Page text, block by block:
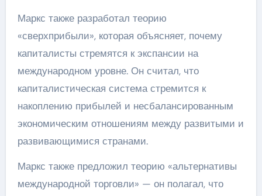
Маркс также разработал теорию
«сверхприбыли», которая объясняет, почему
капиталисты стремятся к экспансии на
международном уровне. Он считал, что
капиталистическая система стремится к
накоплению прибылей и несбалансированным
экономическим отношениям между развитыми и
развивающимися странами.
Маркс также предложил теорию «альтернативы
международной торговли» — он полагал, что